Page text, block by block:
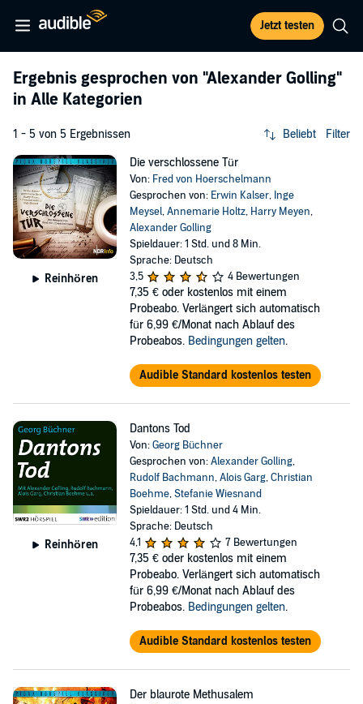
Jetzt testen
Ergebnis gesprochen von "Alexander Golling"
in Alle Kategorien
1 - 5 von 5 Ergebnissen Beliebt Filter
Reinhören
Die verschlossene Tür
Von: Fred von Hoerschelmann
Gesprochen von: Erwin Kalser, Inge
Meysel,Annemarie Holtz, Harry Meyen,
Alexander Golling
Spieldauer: 1 Std. und 8 Min.
Sprache: Deutsch
3,5
4 Bewertungen
7,35 € oder kostenlos mit einem
Probeabo. Verlängert sich automatisch
für 6,99 €/Monat nach Ablauf des
Probeabos. Bedingungen gelten.
Audible Standard kostenlos testen
Reinhören
Dantons Tod
Von:Georg Büchner
Gesprochen von:Alexander Golling,
Rudolf Bachmann,Alois Garg,Christian
Boehme,Stefanie Wiesnand
Spieldauer: 1 Std. und 4 Min.
Sprache: Deutsch
4,1
7 Bewertungen
7,35 € oder kostenlos mit einem
Probeabo. Verlängert sich automatisch
für 6,99 €/Monat nach Ablauf des
Probeabos. Bedingungen gelten.
Audible Standard kostenlos testen
Der blaurote Methusalem